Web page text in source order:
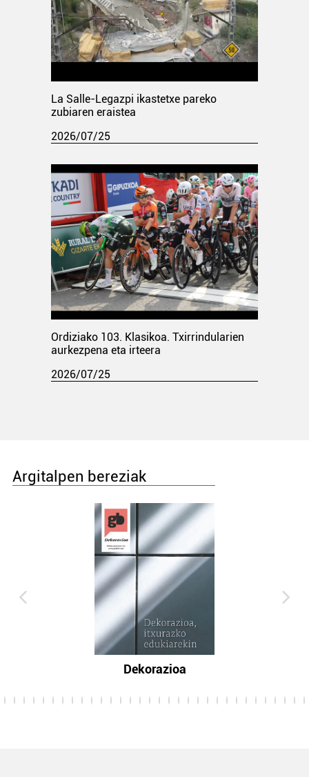
La Salle-Legazpi ikastetxe pareko
zubiaren eraistea
2026/07/25
Ordiziako 103. Klasikoa. Txirrindularien
aurkezpena eta irteera
2026/07/25
Argitalpen bereziak
Dekorazioa